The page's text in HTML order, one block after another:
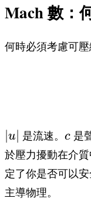
Mach 數：
何時必須考慮可
|u|
∣u∣ 是流速。 c
c 是
於壓力擾動在介
定了你是否可以
主導物理。